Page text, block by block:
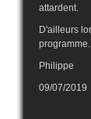
attardent.
D'ailleurs
Philippe
09/07/2019